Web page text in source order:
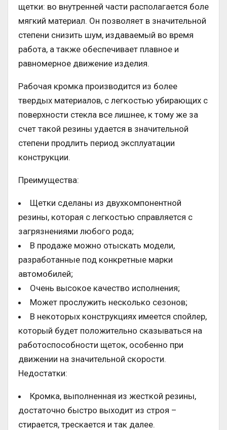
щетки: во внутренней части располагается боле
мягкий материал. Он позволяет в значительной
степени снизить шум, издаваемый во время
работа, а также обеспечивает плавное и
равномерное движение изделия.
Рабочая кромка производится из более
твердых материалов, с легкостью убирающих с
поверхности стекла все лишнее, к тому же за
счет такой резины удается в значительной
степени продлить период эксплуатации
конструкции.
Преимущества:
Щетки сделаны из двухкомпонентной
резины, которая с легкостью справляется с
загрязнениями любого рода;
В продаже можно отыскать модели,
разработанные под конкретные марки
автомобилей;
Очень высокое качество исполнения;
Может прослужить несколько сезонов;
В некоторых конструкциях имеется спойлер,
который будет положительно сказываться на
работоспособности щеток, особенно при
движении на значительной скорости.
Недостатки:
Кромка, выполненная из жесткой резины,
достаточно быстро выходит из строя –
стирается, трескается и так далее.